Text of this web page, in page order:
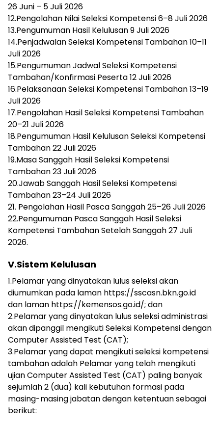
26 Juni – 5 Juli 2026
12.Pengolahan Nilai Seleksi Kompetensi 6–8 Juli 2026
13.Pengumuman Hasil Kelulusan 9 Juli 2026
14.Penjadwalan Seleksi Kompetensi Tambahan 10–11
Juli 2026
15.Pengumuman Jadwal Seleksi Kompetensi
Tambahan/Konfirmasi Peserta 12 Juli 2026
16.Pelaksanaan Seleksi Kompetensi Tambahan 13–19
Juli 2026
17.Pengolahan Hasil Seleksi Kompetensi Tambahan
20–21 Juli 2026
18.Pengumuman Hasil Kelulusan Seleksi Kompetensi
Tambahan 22 Juli 2026
19.Masa Sanggah Hasil Seleksi Kompetensi
Tambahan 23 Juli 2026
20.Jawab Sanggah Hasil Seleksi Kompetensi
Tambahan 23–24 Juli 2026
21. Pengolahan Hasil Pasca Sanggah 25–26 Juli 2026
22.Pengumuman Pasca Sanggah Hasil Seleksi
Kompetensi Tambahan Setelah Sanggah 27 Juli
2026.
V.Sistem Kelulusan
1.Pelamar yang dinyatakan lulus seleksi akan
diumumkan pada laman https://sscasn.bkn.go.id
dan laman https://kemensos.go.id/; dan
2.Pelamar yang dinyatakan lulus seleksi administrasi
akan dipanggil mengikuti Seleksi Kompetensi dengan
Computer Assisted Test (CAT);
3.Pelamar yang dapat mengikuti seleksi kompetensi
tambahan adalah Pelamar yang telah mengikuti
ujian Computer Assisted Test (CAT) paling banyak
sejumlah 2 (dua) kali kebutuhan formasi pada
masing-masing jabatan dengan ketentuan sebagai
berikut: